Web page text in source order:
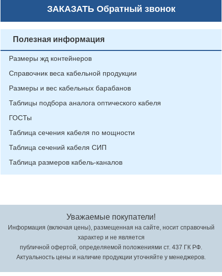
ЗАКАЗАТЬОбратный звонок
Полезная информация
Размеры жд контейнеров
Справочник веса кабельной продукции
Размеры и вес кабельных барабанов
Таблицы подбора аналога оптического кабеля
ГОСТы
Таблица сечения кабеля по мощности
Таблица сечений кабеля СИП
Таблица размеров кабель-каналов
Уважаемые покупатели!
Информация (включая цены), размещенная на сайте, носит справочный
характер и не является
публичной офертой, определяемой положениями ст. 437 ГК РФ.
Актуальность цены и наличие продукции уточняйте у менеджеров.